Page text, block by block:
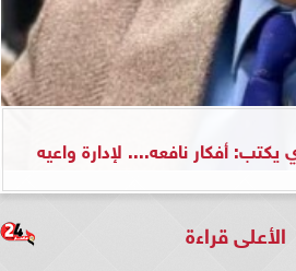
أفكار نافعه.... لإدارة واعيه
الأعلى قراءة